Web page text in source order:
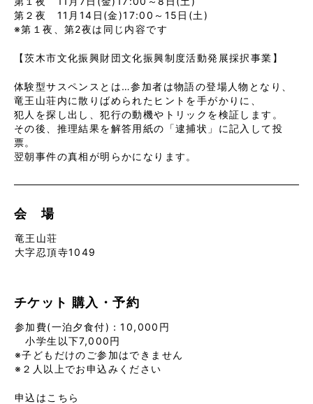
第２夜 11月14日(金)17:00～15日(土)
※第１夜、第2夜は同じ内容です
【茨木市文化振興財団文化振興制度活動発展採択事業】
体験型サスペンスとは…参加者は物語の登場人物となり、
竜王山荘内に散りばめられたヒントを手がかりに、
犯人を探し出し、犯行の動機やトリックを検証します。
その後、推理結果を解答用紙の「逮捕状」に記入して投
票。
翌朝事件の真相が明らかになります。
会 場
竜王山荘
大字忍頂寺1049
チケット 購入・予約
参加費(一泊夕食付)：10,000円
小学生以下7,000円
※子どもだけのご参加はできません
※２人以上でお申込みください
申込はこちら